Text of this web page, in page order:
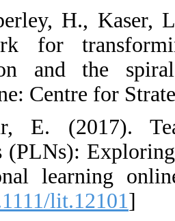
63. Timperley,
framework
Innovation
Melbourne:
64. Tour, E.
networks
professional
[DOI:10.1111/